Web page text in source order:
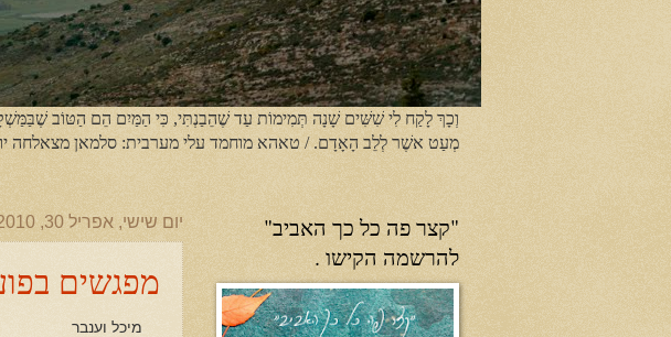
וְכָךְ לָקַח לִי שִׁשִּׁים שָׁנָה תְּמִימוֹת עַד שֶׁהֵבַנְתִּי, כִּי הַמַּיִם הֵם הַטּוֹב
מְעַט אשֶׁר לְלֵב הָאָדָם. / טאהא מוחמד עלי מערבית: סלמאן מצאלחה יולי
יום שישי, אפריל 30, 2010
מפגשים
מיכל וענבר
"קצר פה כל כך האביב"
להרשמה הקישו .